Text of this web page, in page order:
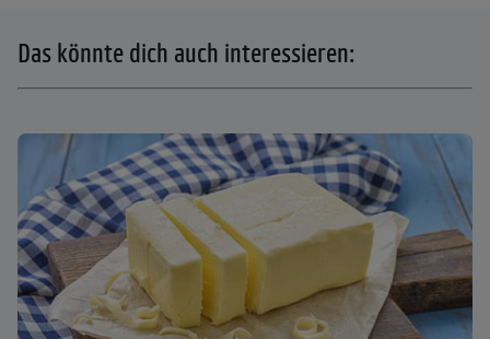
Das könnte dich auch interessieren: